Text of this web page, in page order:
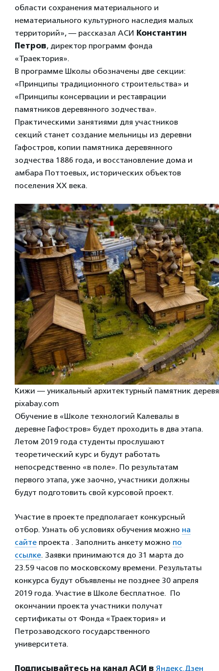
области сохранения материального и
нематериального культурного наследия малых
территорий», — рассказал АСИ Константин
Петров, директор программ фонда
«Траектория».
В программе Школы обозначены две секции:
«Принципы традиционного строительства» и
«Принципы консервации и реставрации
памятников деревянного зодчества».
Практическими занятиями для участников
секций станет создание мельницы из деревни
Гафостров, копии памятника деревянного
зодчества 1886 года, и восстановление дома и
амбара Поттоевых, исторических объектов
поселения ХХ века.
Кижи — уникальный архитектурный памятник
pixabay.com
Обучение в «Школе технологий Калевалы в
деревне Гафостров» будет проходить в два этапа.
Летом 2019 года студенты прослушают
теоретический курс и будут работать
непосредственно «в поле». По результатам
первого этапа, уже заочно, участники должны
будут подготовить свой курсовой проект.
Участие в проекте предполагает конкурсный
отбор. Узнать об условиях обучения можно на
сайте проекта . Заполнить анкету можно по
ссылке. Заявки принимаются до 31 марта до
23.59 часов по московскому времени. Результаты
конкурса будут объявлены не позднее 30 апреля
2019 года. Участие в Школе бесплатное. По
окончании проекта участники получат
сертификаты от Фонда «Траектория» и
Петрозаводского государственного
университета.
Подписывайтесь на канал АСИ в Яндекс.Дзен